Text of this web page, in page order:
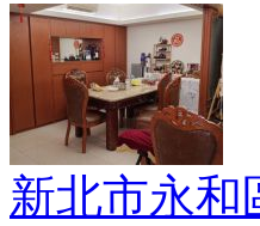
新北市永和